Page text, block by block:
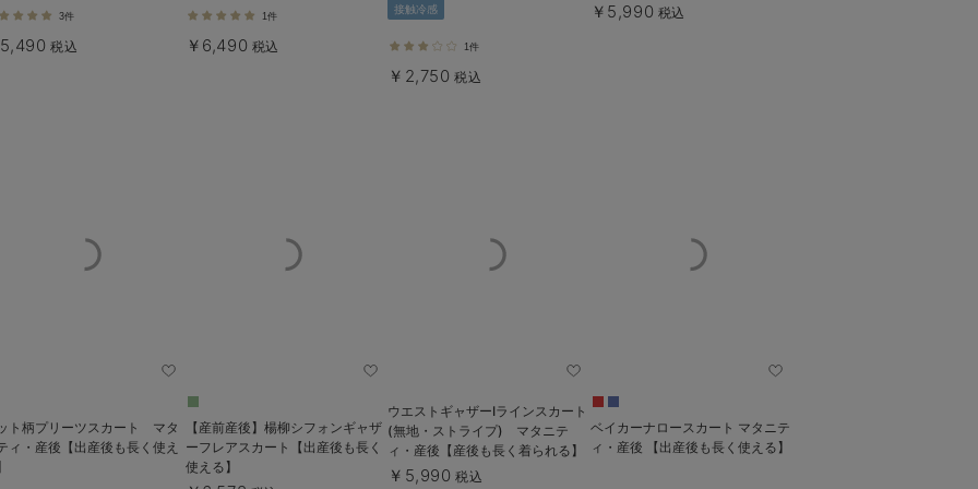
3件
税込
1件
￥6,490 税込
る】
接触冷感
1件
￥2,750 税込
￥5,990 税込
ト柄プリーツスカート マタ
ィ・産後【出産後も長く使え
【産前産後】楊柳シフォンギャザ
ーフレアスカート【出産後も長く
使える】
ウエストギャザーIラインスカート
(無地・ストライプ) マタニテ
ィ・産後【産後も長く着られる】
￥5,990 税込
ベイカーナロースカート マタニテ
ィ・産後 【出産後も長く使える】